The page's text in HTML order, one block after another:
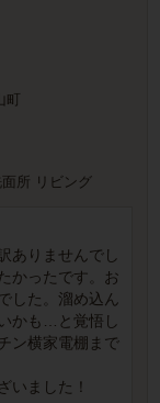
町
所 リビング
ありませんでし
かったです。お
した。溜め込ん
かも…と覚悟し
ン横家電棚まで
いました！